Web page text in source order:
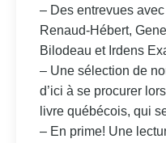
– Des entrevues
Renaud-Hébert,
Bilodeau et Irdens
– Une sélection de
d’ici à se procurer
livre québécois, qui
– En prime! Une